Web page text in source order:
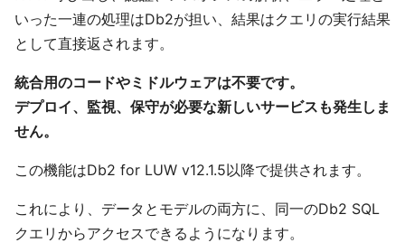
いった一連の処理はDb2が担い、結果はクエリの実行結果
として直接返されます。
統合用のコードやミドルウェアは不要です。
デプロイ、監視、保守が必要な新しいサービスも発生しま
せん。
この機能はDb2 for LUW v12.1.5以降で提供されます。
これにより、データとモデルの両方に、同一のDb2 SQL
クエリからアクセスできるようになります。